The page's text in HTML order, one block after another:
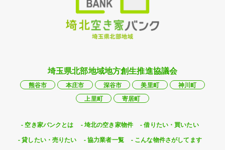
よくある質問
協力業者について
埼玉県北部地域地方創生推進協議会
熊谷市 本庄市 深谷市 美里町
神川町
上里町
寄居町
空き家バンクとは 埼北の空き家物件
借りたい・買いたい
貸したい・売りたい
協力業者一覧
こんな物件さがしてます